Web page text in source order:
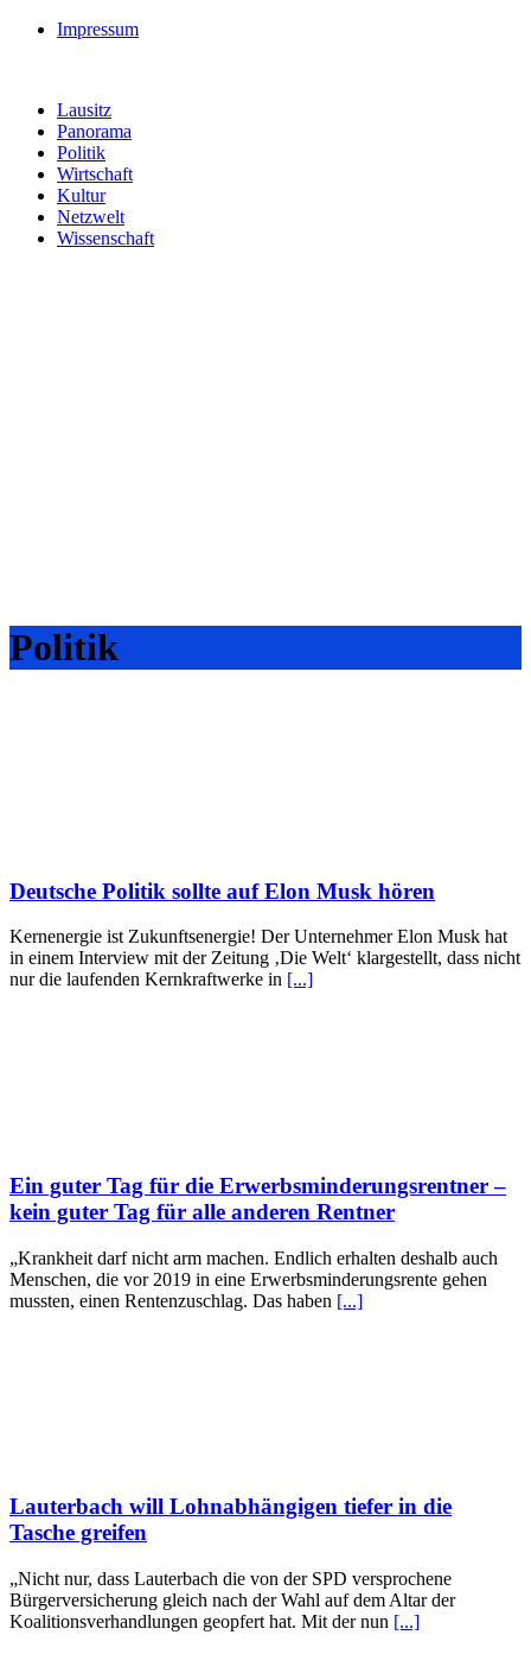
Impressum
Lausitz
Panorama
Politik
Wirtschaft
Kultur
Netzwelt
Wissenschaft
Politik
Deutsche Politik sollte auf Elon Musk hören
Kernenergie ist Zukunftsenergie! Der Unternehmer Elon Musk hat
in einem Interview mit der Zeitung ‚Die Welt‘ klargestellt, dass nicht
nur die laufenden Kernkraftwerke in [...]
Ein guter Tag für die Erwerbsminderungsrentner –
kein guter Tag für alle anderen Rentner
„Krankheit darf nicht arm machen. Endlich erhalten deshalb auch
Menschen, die vor 2019 in eine Erwerbsminderungsrente gehen
mussten, einen Rentenzuschlag. Das haben [...]
Lauterbach will Lohnabhängigen tiefer in die
Tasche greifen
„Nicht nur, dass Lauterbach die von der SPD versprochene
Bürgerversicherung gleich nach der Wahl auf dem Altar der
Koalitionsverhandlungen geopfert hat. Mit der nun [...]